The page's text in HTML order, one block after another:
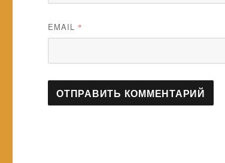
EMAIL *